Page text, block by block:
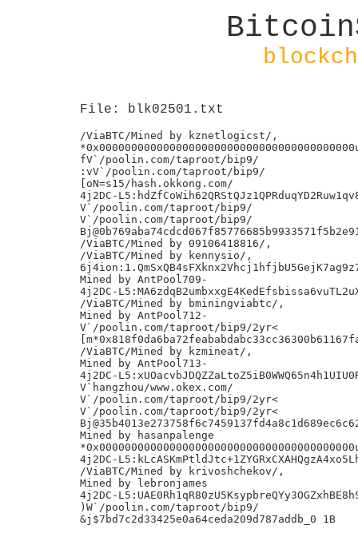
File: blk02501.txt
/ViaBTC/Mined by kznetlogicst/,
fV`/poolin.com/taproot/bip9/
:vV`/poolin.com/taproot/bip9/
[oN=s15/hash.okkong.com/
4j2DC-
V`/poolin.com/taproot/bip9/
V`/poolin.com/taproot/bip9/
/ViaBTC/Mined by 09106418816/,
/ViaBTC/Mined by kennysio/,
Mined by AntPool709-
4j2DC-
/ViaBTC/Mined by bminingviabtc/,
Mined by AntPool712-
V`/poolin.com/taproot/bip9/2yr<
/ViaBTC/Mined by kzmineat/,
Mined by AntPool713-
4j2DC-
V`hangzhou/www.okex.com/
V`/poolin.com/taproot/bip9/2yr<
V`/poolin.com/taproot/bip9/2yr<
Mined by hasanpalenge
4j2DC-
/ViaBTC/Mined by krivoshchekov/,
Mined by lebronjames
4j2DC-
)W`/poolin.com/taproot/bip9/